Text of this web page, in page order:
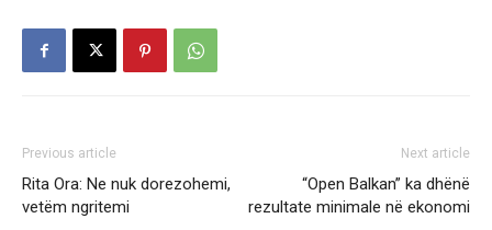
Previous article
Rita Ora: Ne nuk dorezohemi,
vetëm ngritemi
Next article
“Open Balkan” ka dhënë
rezultate minimale në ekonomi